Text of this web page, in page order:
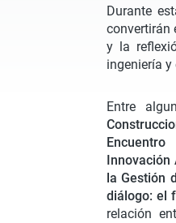
Durante
convertirán
y la
ingeniería y
Entre
Innovación
la Gestión
diálogo: el
relación